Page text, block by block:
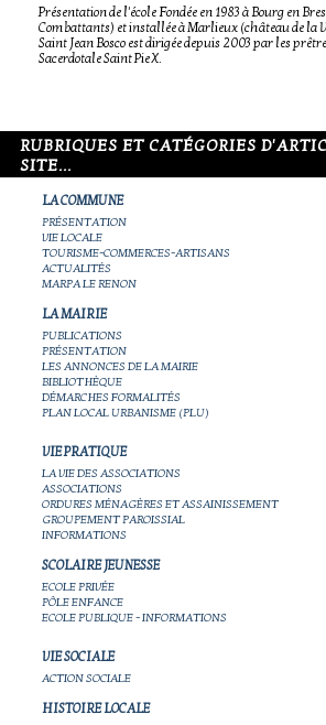
Présentation de l'école Fondée en 1983 à Bourg en
Combattants) et installée à Marlieux (château de la
Saint Jean Bosco est dirigée depuis 2003 par les
Sacerdotale Saint Pie X.
RUBRIQUES ET CATÉGORIES
SITE...
LA COMMUNE
PRÉSENTATION
VIE LOCALE
TOURISME-COMMERCES-ARTISANS
ACTUALITÉS
MARPA LE RENON
LA MAIRIE
PUBLICATIONS
PRÉSENTATION
LES ANNONCES DE LA MAIRIE
BIBLIOTHÈQUE
DÉMARCHES FORMALITÉS
PLAN LOCAL URBANISME (PLU)
VIE PRATIQUE
LA VIE DES ASSOCIATIONS
ASSOCIATIONS
ORDURES MÉNAGÈRES ET ASSAINISSEMENT
GROUPEMENT PAROISSIAL
INFORMATIONS
SCOLAIRE JEUNESSE
ECOLE PRIVÉE
PÔLE ENFANCE
ECOLE PUBLIQUE - INFORMATIONS
VIE SOCIALE
ACTION SOCIALE
HISTOIRE LOCALE